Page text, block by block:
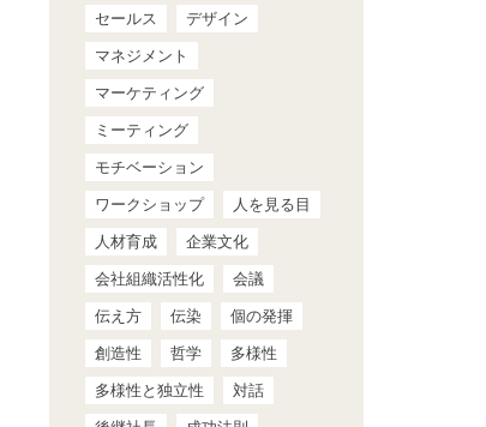
セールス
デザイン
マネジメント
マーケティング
ミーティング
モチベーション
ワークショップ
人を見る目
人材育成
企業文化
会社組織活性化
会議
伝え方
伝染
個の発揮
創造性
哲学
多様性
多様性と独立性
対話